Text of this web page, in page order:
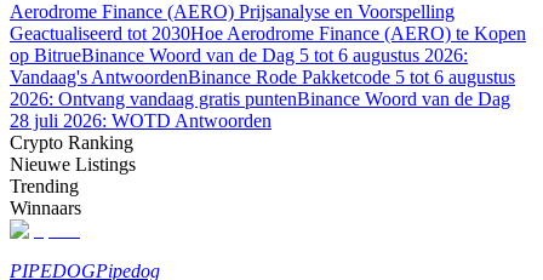
Handelsstrategieën
Leer hoe u winstgevend kunt blijven
Aerodrome Finance (AERO) Prijsanalyse en Voorspelling
Geactualiseerd tot 2030Hoe Aerodrome Finance (AERO) te Kopen
op BitrueBinance Woord van de Dag 5 tot 6 augustus 2026:
Vandaag's AntwoordenBinance Rode Pakketcode 5 tot 6 augustus
2026: Ontvang vandaag gratis puntenBinance Woord van de Dag
28 juli 2026: WOTD Antwoorden
Crypto Ranking
Nieuwe Listings
Trending
Winnaars
PIPEDOGPipedog